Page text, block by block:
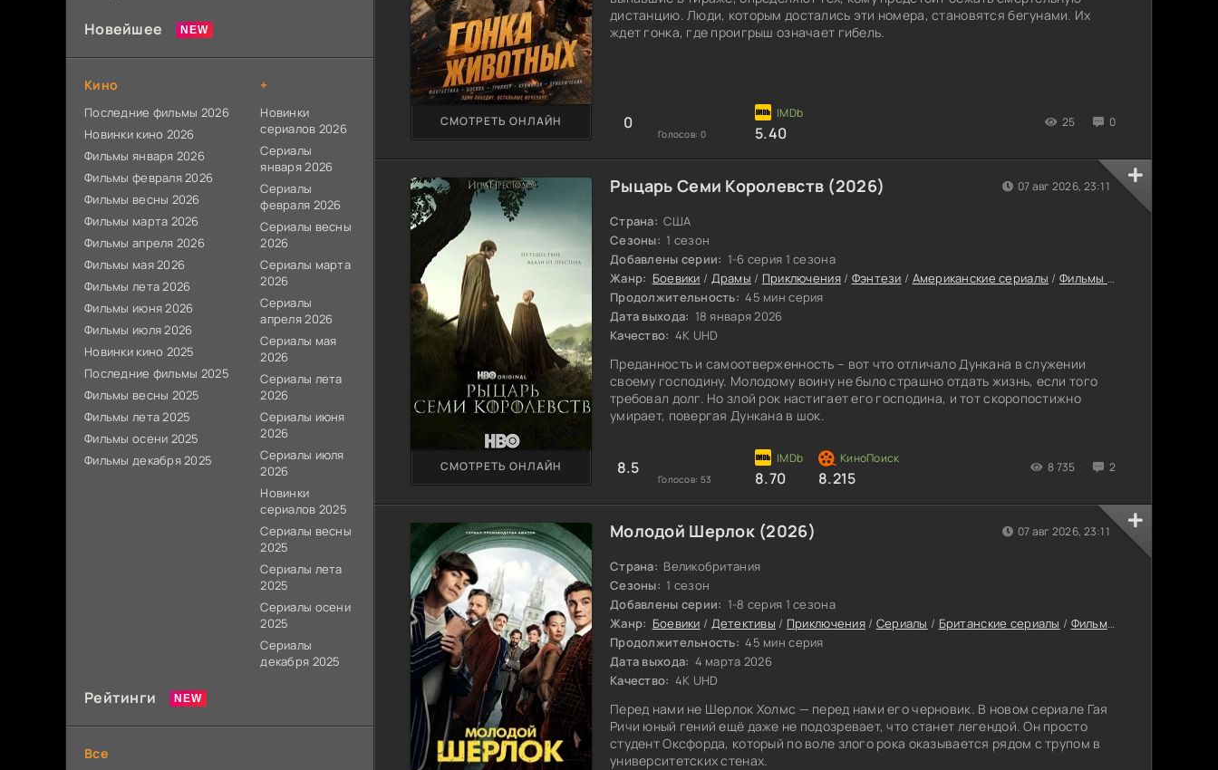
дистанцию. Люди, которым достались эти номера, становятся бегунами. Их
ждет гонка, где проигрыш означает гибель.
СМОТРЕТЬ ОНЛАЙН 0
Голосов: 0 5.40
25 0
Рыцарь Семи Королевств (2026)
Страна: США
Сезоны: 1 сезон
Добавлены серии: 1-6 серия 1 сезона
Жанр: Боевики / Драмы / Приключения/ Фэнтези / Американские сериалы / Фильмы онлайн
Продолжительность: 45 мин серия
Дата выхода: 18 января 2026
Качество: 4K UHD
Преданность и самоотверженность – вот что отличало Дункана в служении
своему господину. Молодому воину не было страшно отдать жизнь, если того
требовал долг. Но злой рок настигает его господина, и тот скоропостижно
умирает, повергая Дункана в шок.
СМОТРЕТЬ ОНЛАЙН 8.5
Голосов: 53 8.70 8.215
8 735 2
07 авг 2026, 23:11
Молодой Шерлок (2026)
Страна: Великобритания
Сезоны: 1 сезон
Добавлены серии: 1-8 серия 1 сезона
Жанр: Боевики / Детективы / Приключения/ Сериалы / Британские сериалы / Фильмы онлайн
Продолжительность: 45 мин серия
Дата выхода: 4 марта 2026
Качество: 4K UHD
Перед нами не Шерлок Холмс — перед нами его черновик. В новом сериале Гая
Ричи юный гений ещё даже не подозревает, что станет легендой. Он просто
студент Оксфорда, который по воле злого рока оказывается рядом с трупом в
университетских стенах.
07 авг 2026, 23:11
Новейшее
Кино
Последние фильмы 2026
Новинки кино 2026
Фильмы января 2026
Фильмы февраля 2026
Фильмы весны 2026
Фильмы марта 2026
Фильмы апреля 2026
Фильмы мая 2026
Фильмы лета 2026
Фильмы июня 2026
Фильмы июля 2026
Новинки кино 2025
Последние фильмы 2025
Фильмы весны 2025
Фильмы лета 2025
Фильмы осени 2025
Фильмы декабря 2025
+
Новинки
сериалов 2026
Сериалы
января 2026
Сериалы
февраля 2026
Сериалы весны
2026
Сериалы марта
2026
Сериалы
апреля 2026
Сериалы мая
2026
Сериалы лета
2026
Сериалы июня
2026
Сериалы июля
2026
Новинки
сериалов 2025
Сериалы весны
2025
Сериалы лета
2025
Сериалы осени
2025
Сериалы
декабря 2025
Рейтинги
Все